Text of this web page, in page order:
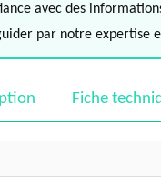
avec des
par notre expertise
Fiche